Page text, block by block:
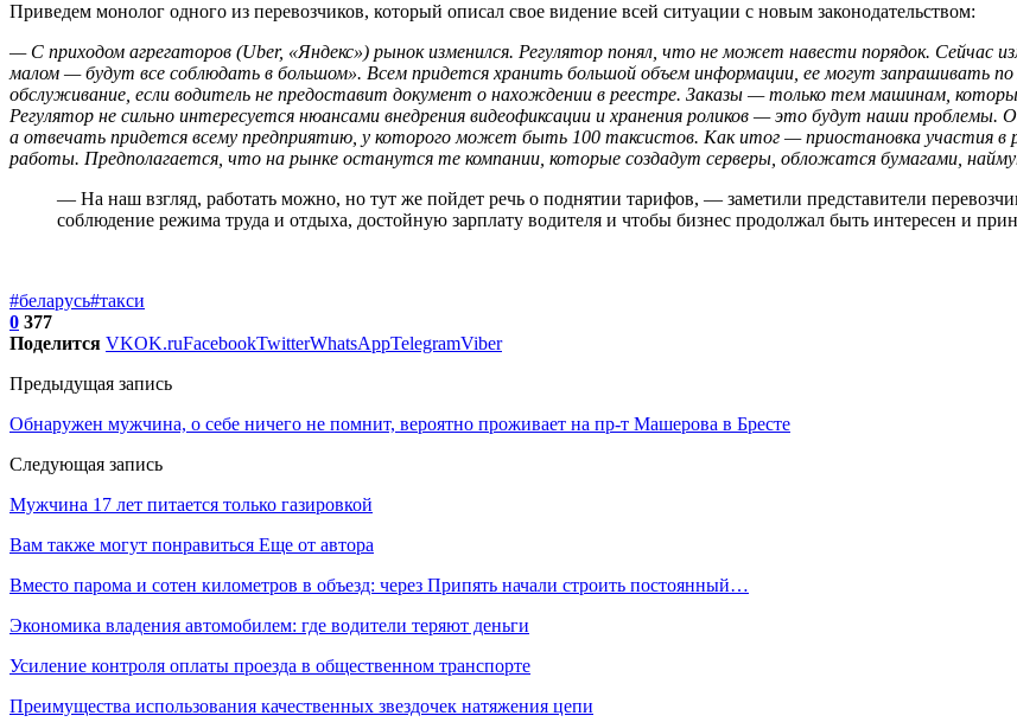
Приведем монолог одного из перевозчиков, который описал свое видение всей ситуации с новым законодательством:
— С приходом агрегаторов (Uber, «Яндекс») рынок изменился. Регулятор понял, что не может навести порядок. Сейчас
малом — будут все соблюдать в большом». Всем придется хранить большой объем информации, ее могут запрашивать
обслуживание, если водитель не предоставит документ о нахождении в реестре. Заказы — только тем машинам,
Регулятор не сильно интересуется нюансами внедрения видеофиксации и хранения роликов — это будут наши проблемы.
а отвечать придется всему предприятию, у которого может быть 100 таксистов. Как итог — приостановка участия в
работы. Предполагается, что на рынке останутся те компании, которые создадут серверы, обложатся бумагами,
— На наш взгляд, работать можно, но тут же пойдет речь о поднятии тарифов, — заметили представители
соблюдение режима труда и отдыха, достойную зарплату водителя и чтобы бизнес продолжал быть интересен и
#беларусь#такси
0 377
Поделится VKOK.ruFacebookTwitterWhatsAppTelegramViber
Предыдущая запись
Обнаружен мужчина, о себе ничего не помнит, вероятно проживает на пр-т Машерова в Бресте
Следующая запись
Мужчина 17 лет питается только газировкой
Вам также могут понравиться Еще от автора
Вместо парома и сотен километров в объезд: через Припять начали строить постоянный…
Экономика владения автомобилем: где водители теряют деньги
Усиление контроля оплаты проезда в общественном транспорте
Преимущества использования качественных звездочек натяжения цепи